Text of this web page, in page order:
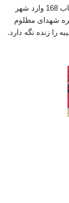
کاروان تیم ملی فوتبال ایران با نشان خاص میناب 168 وارد شهر
شهدای مظلوم
را زنده نگه دارد.